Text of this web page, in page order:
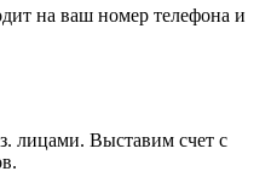
на ваш номер телефона и
лицами. Выставим счет с